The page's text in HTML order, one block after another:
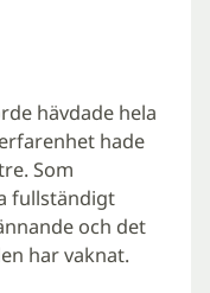
hävdade hela
hade
Som
fullständigt
och det
har vaknat.